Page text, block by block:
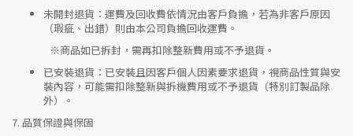
未開封退貨 ：運費及回收費依情況由客戶負擔，若為非客戶原因
（瑕疵、出錯）則由本公司負擔回收運費。
※商品如已拆封，需再扣除整新費用或不予退貨。
已安裝退貨 ：已安裝且因客戶個人因素要求退貨，視商品性質與安
裝內容，可能需扣除整新與拆機費用或不予退貨（特別訂製品除
外）。
7. 品質保證與保固